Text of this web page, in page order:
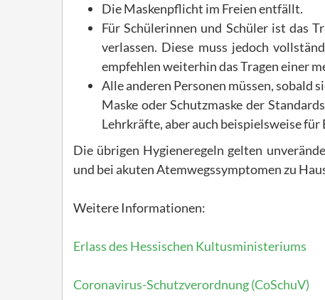
Die Maskenpflicht im Freien entfällt.
Für Schülerinnen und Schüler ist das
verlassen. Diese muss jedoch
empfehlen weiterhin das Tragen einer
Alle anderen Personen müssen, sobald
Maske oder Schutzmaske der
Lehrkräfte, aber auch beispielsweise
Die übrigen Hygieneregeln gelten
und bei akuten Atemwegssymptomen zu
Weitere Informationen:
Erlass des Hessischen Kultusministeriums
Coronavirus-Schutzverordnung (CoSchuV)